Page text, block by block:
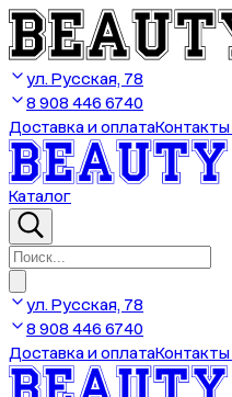
ул. Русская, 78
8 908 446 6740
Доставка и оплата
Каталог
ул. Русская, 78
8 908 446 6740
Доставка и оплата